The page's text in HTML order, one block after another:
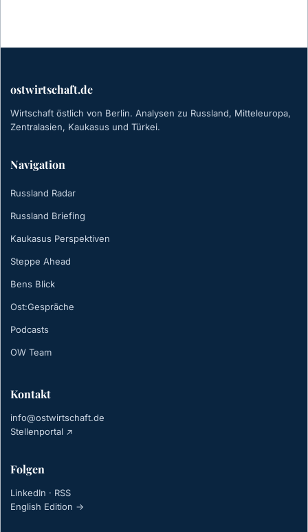
ostwirtschaft.de
Wirtschaft östlich von Berlin. Analysen zu Russland, Mitteleuropa,
Zentralasien, Kaukasus und Türkei.
Navigation
Russland Radar
Russland Briefing
Kaukasus Perspektiven
Steppe Ahead
Bens Blick
Ost:Gespräche
Podcasts
OW Team
Kontakt
info@ostwirtschaft.de
Stellenportal ↗
Folgen
LinkedIn · RSS
English Edition →